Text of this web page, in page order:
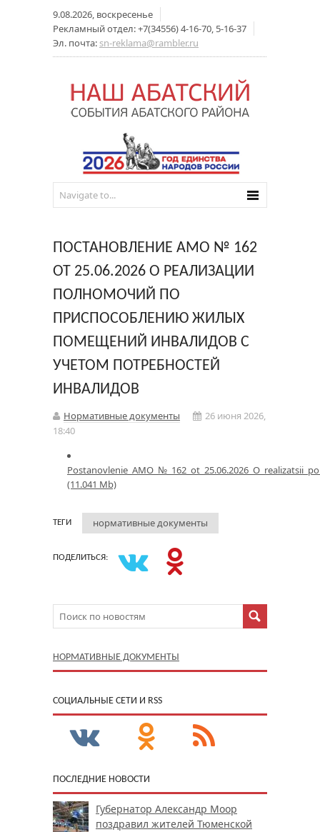
9.08.2026, воскресенье
Рекламный отдел: +7(34556) 4-16-70, 5-16-37
Эл. почта: sn-reklama@rambler.ru
ПОСТАНОВЛЕНИЕ АМО № 162
ОТ 25.06.2026 О РЕАЛИЗАЦИИ
ПОЛНОМОЧИЙ ПО
ПРИСПОСОБЛЕНИЮ ЖИЛЫХ
ПОМЕЩЕНИЙ ИНВАЛИДОВ С
УЧЕТОМ ПОТРЕБНОСТЕЙ
ИНВАЛИДОВ
Нормативные документы
26 июня 2026,
18:40
(11.041 Mb)
ТЕГИ нормативные документы
ПОДЕЛИТЬСЯ:
НОРМАТИВНЫЕ ДОКУМЕНТЫ
CОЦИАЛЬНЫЕ СЕТИ И RSS
ПОСЛЕДНИЕ НОВОСТИ
Губернатор Александр Моор
поздравил жителей Тюменской